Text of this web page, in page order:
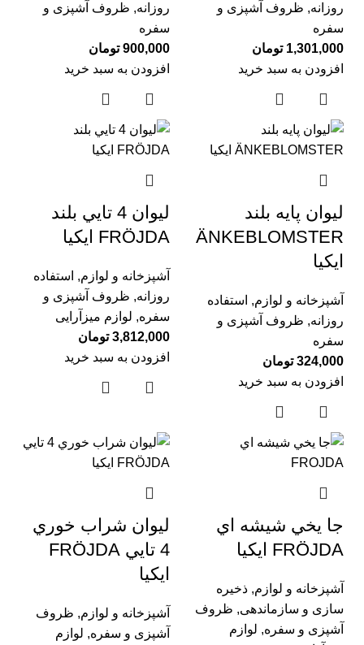
روزانه, ظروف آشپزی و
سفره
1,301,000 تومان
افزودن به سبد خرید
روزانه, ظروف آشپزی و
سفره
900,000 تومان
افزودن به سبد خرید
ليوان پايه بلند
ÄNKEBLOMSTER
ايكيا
آشپزخانه و لوازم, استفاده
روزانه, ظروف آشپزی و
سفره
324,000 تومان
افزودن به سبد خرید
ليوان 4 تايي بلند
FRÖJDA ايكيا
آشپزخانه و لوازم, استفاده
روزانه, ظروف آشپزی و
سفره, لوازم میزآرایی
3,812,000 تومان
افزودن به سبد خرید
جا يخي شيشه اي
FRÖJDA ایکیا
آشپزخانه و لوازم, ذخیره
سازی و سازماندهی, ظروف
آشپزی و سفره, لوازم
ليوان شراب خوري
4 تايي FRÖJDA
ايكيا
آشپزخانه و لوازم, ظروف
آشپزی و سفره, لوازم